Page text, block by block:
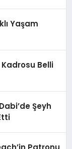
Yaşam
Belli
Şeyh